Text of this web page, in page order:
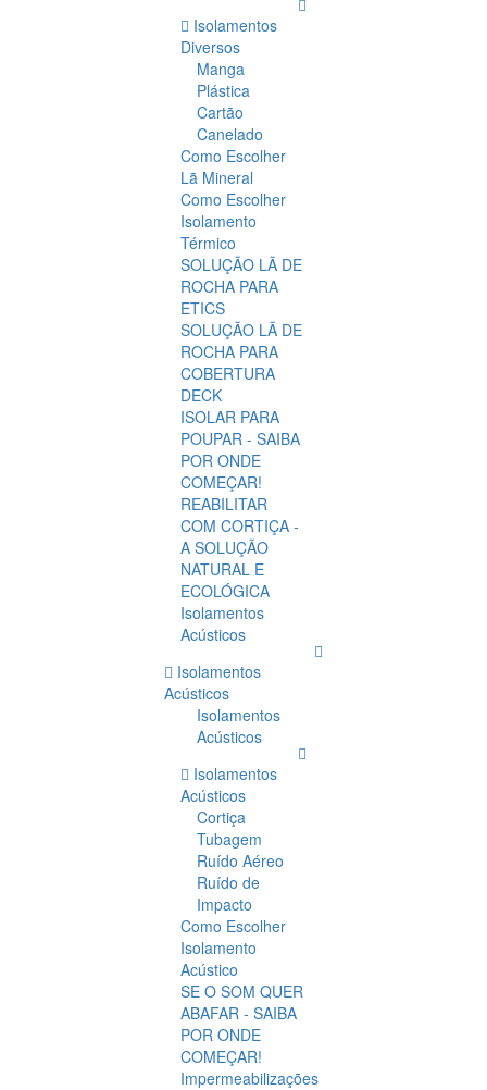
Isolamentos
Diversos
Manga
Plástica
Cartão
Canelado
Como Escolher
Lã Mineral
Como Escolher
Isolamento
Térmico
SOLUÇÃO LÃ DE
ROCHA PARA
ETICS
SOLUÇÃO LÃ DE
ROCHA PARA
COBERTURA
DECK
ISOLAR PARA
POUPAR - SAIBA
POR ONDE
COMEÇAR!
REABILITAR
COM CORTIÇA -
A SOLUÇÃO
NATURAL E
ECOLÓGICA
Isolamentos
Acústicos
Isolamentos
Acústicos
Isolamentos
Acústicos
Isolamentos
Acústicos
Cortiça
Tubagem
Ruído Aéreo
Ruído de
Impacto
Como Escolher
Isolamento
Acústico
SE O SOM QUER
ABAFAR - SAIBA
POR ONDE
COMEÇAR!
Impermeabilizações